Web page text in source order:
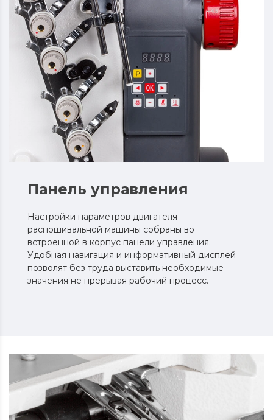
Панель управления
Настройки параметров двигателя
распошивальной машины собраны во
встроенной в корпус панели управления.
Удобная навигация и информативный дисплей
позволят без труда выставить необходимые
значения не прерывая рабочий процесс.